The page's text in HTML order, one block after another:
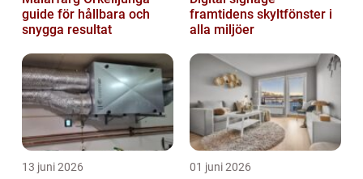
guide för hållbara och
snygga resultat
framtidens skyltfönster i
alla miljöer
13 juni 2026 01 juni 2026